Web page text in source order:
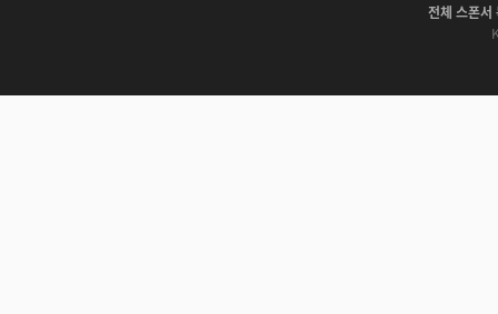
전체 스폰서